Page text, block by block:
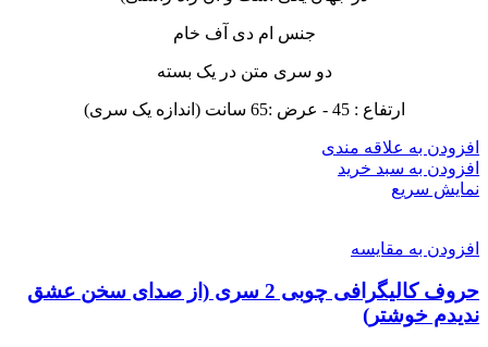
جنس ام دی آف خام
دو سری متن در یک بسته
ارتفاع : 45 - عرض :65 سانت (اندازه یک سری)
افزودن به علاقه مندی
افزودن به سبد خرید
نمایش سریع
افزودن به مقایسه
حروف کالیگرافی چوبی 2 سری (از صدای سخن عشق
ندیدم خوشتر)